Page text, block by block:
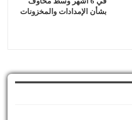
بشأن الإمدادات والمخزونات